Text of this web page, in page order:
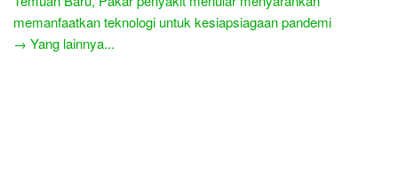
memanfaatkan teknologi untuk kesiapsiagaan pandemi
→ Yang lainnya...